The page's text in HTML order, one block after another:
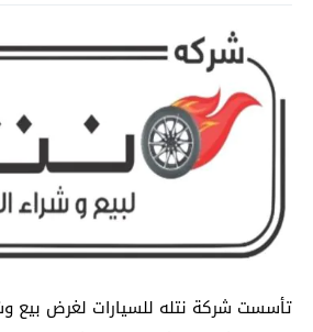
تأسست شركة نتله للسيارات لغرض بيع